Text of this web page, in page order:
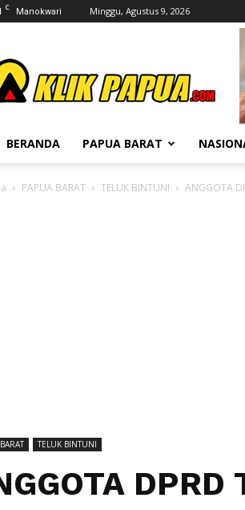
C Manokwari Minggu, Agustus 9, 2026
BERANDA PAPUA BARAT
PAPUA BARAT TELUK BINTUNI ANGGOTA
TELUK BINTUNI
DPRD